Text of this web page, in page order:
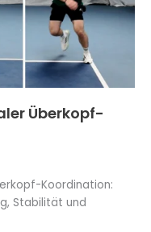
Überkopf-
Koordination:
Stabilität und